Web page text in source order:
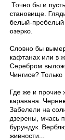
Точно бы и
становище.
белый-пребелый
озерко.
Словно бы
кафтанах или в
Серебром
Чингисе?
Где же и прочие
каравана.
Забелели на
дзерены, мчась
бурундук.
живности...